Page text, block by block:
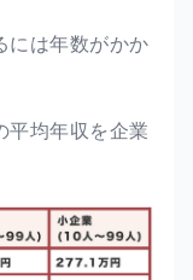
には年数がかか
平均年収を企業